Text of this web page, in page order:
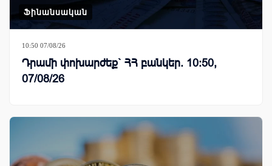
Ֆինանսական
10:50 07/08/26
Դրամի փոխարժեք` ՀՀ բանկեր. 10:50,
07/08/26